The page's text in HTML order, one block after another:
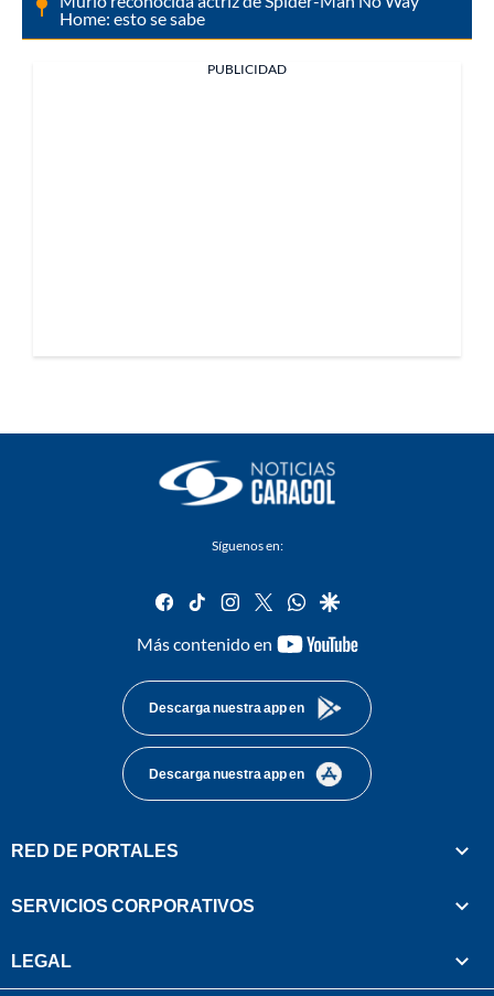
Home: esto se sabe
PUBLICIDAD
Síguenos en:
facebook
tiktok instagram
twitterwhatsapp
google
Más contenido en
youtube-
Descarga nuestra app en
Descarga nuestra app en
RED DE PORTALES
SERVICIOS CORPORATIVOS
LEGAL